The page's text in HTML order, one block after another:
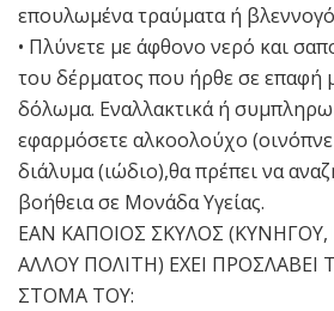
επουλωμένα τραύματα ή
• Πλύνετε με άφθονο νερό και
του δέρματος που ήρθε σε επαφή
δόλωμα. Εναλλακτικά ή
εφαρμόσετε αλκοολούχο
διάλυμα (ιώδιο),θα πρέπει να
βοήθεια σε Μονάδα Υγείας.
ΕΑΝ ΚΑΠΟΙΟΣ ΣΚΥΛΟΣ
ΑΛΛΟΥ ΠΟΛΙΤΗ) ΕΧΕΙ
ΣΤΟΜΑ ΤΟΥ: